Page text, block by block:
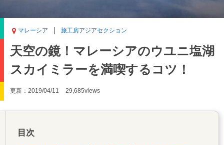
マレーシア 旅工房アジアセクション
天空の鏡！マレーシアのウユニ塩湖
スカイミラーを満喫するコツ！
更新：2019/04/11 29,685views
目次